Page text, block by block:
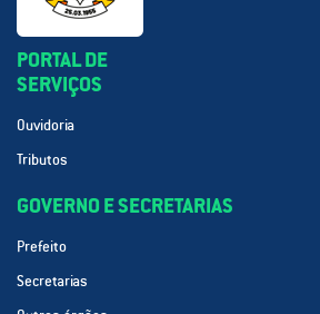
PORTAL DE
SERVIÇOS
Ouvidoria
Tributos
GOVERNO E SECRETARIAS
Prefeito
Secretarias